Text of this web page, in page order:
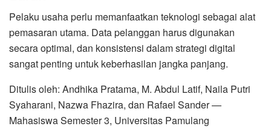
Pelaku usaha perlu memanfaatkan teknologi sebagai alat
pemasaran utama. Data pelanggan harus digunakan
secara optimal, dan konsistensi dalam strategi digital
sangat penting untuk keberhasilan jangka panjang.
Ditulis oleh: Andhika Pratama, M. Abdul Latif, Naila Putri
Syaharani, Nazwa Fhazira, dan Rafael Sander —
Mahasiswa Semester 3, Universitas Pamulang